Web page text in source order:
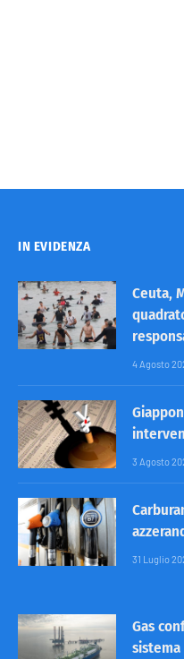
IN EVIDENZA
Ceuta,
4 Agosto
3 Agosto
31 Luglio
Gas